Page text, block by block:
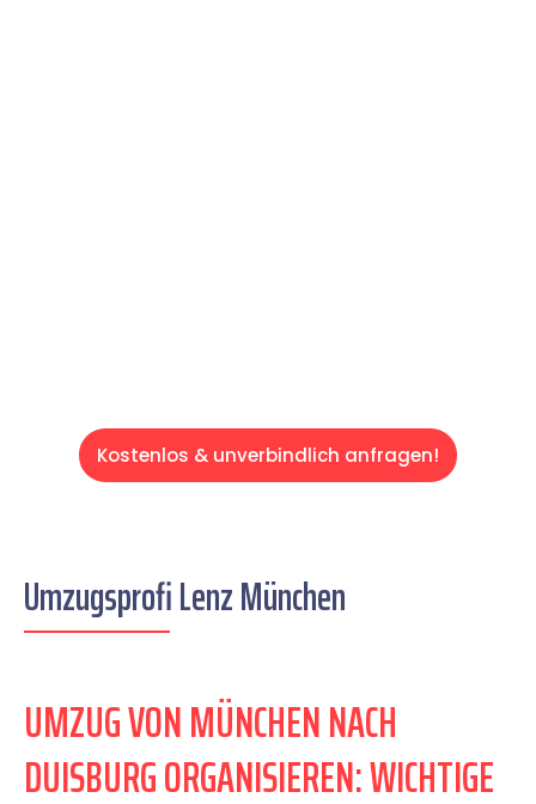
Kostenlos & unverbindlich anfragen!
Umzugsprofi Lenz München
UMZUG VON MÜNCHEN NACH
DUISBURG ORGANISIEREN: WICHTIGE